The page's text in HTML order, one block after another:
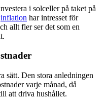
i solceller på taket på
inflation har intresset för
allt fler ser det som en
sätt. Den stora anledningen
varje månad, då
att driva hushållet.